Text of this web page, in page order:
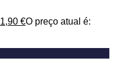
1,90 €O preço atual é: